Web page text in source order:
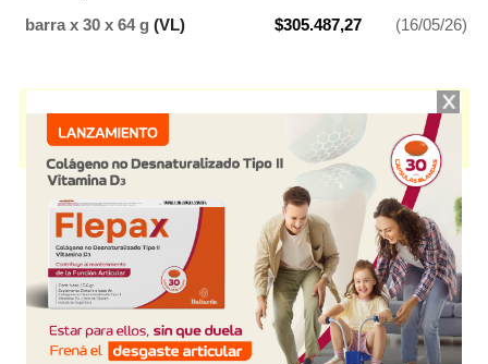
barra x 30 x 64 g (VL) $305.487,27 (16/05/26)
alimenticio. Es producido por
y cuenta con 1 presentación
disponible.
Explorar más
Otros productos con
enzimas pancreáticas
Otros productos de
Techsphere